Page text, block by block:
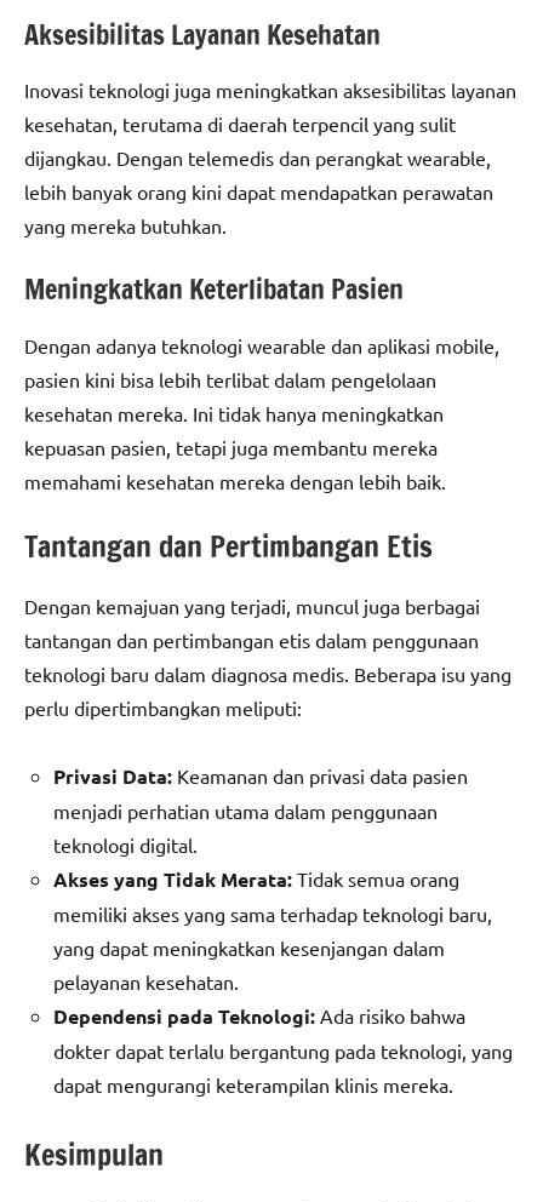
Aksesibilitas Layanan Kesehatan
Inovasi teknologi juga meningkatkan aksesibilitas layanan
kesehatan, terutama di daerah terpencil yang sulit
dijangkau. Dengan telemedis dan perangkat wearable,
lebih banyak orang kini dapat mendapatkan perawatan
yang mereka butuhkan.
Meningkatkan Keterlibatan Pasien
Dengan adanya teknologi wearable dan aplikasi mobile,
pasien kini bisa lebih terlibat dalam pengelolaan
kesehatan mereka. Ini tidak hanya meningkatkan
kepuasan pasien, tetapi juga membantu mereka
memahami kesehatan mereka dengan lebih baik.
Tantangan dan Pertimbangan Etis
Dengan kemajuan yang terjadi, muncul juga berbagai
tantangan dan pertimbangan etis dalam penggunaan
teknologi baru dalam diagnosa medis. Beberapa isu yang
perlu dipertimbangkan meliputi:
Privasi Data: Keamanan dan privasi data pasien
menjadi perhatian utama dalam penggunaan
teknologi digital.
Akses yang Tidak Merata: Tidak semua orang
memiliki akses yang sama terhadap teknologi baru,
yang dapat meningkatkan kesenjangan dalam
pelayanan kesehatan.
Dependensi pada Teknologi: Ada risiko bahwa
dokter dapat terlalu bergantung pada teknologi, yang
dapat mengurangi keterampilan klinis mereka.
Kesimpulan